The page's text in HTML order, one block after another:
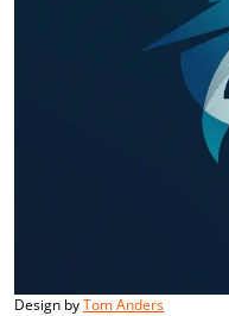
Design byTom Anders